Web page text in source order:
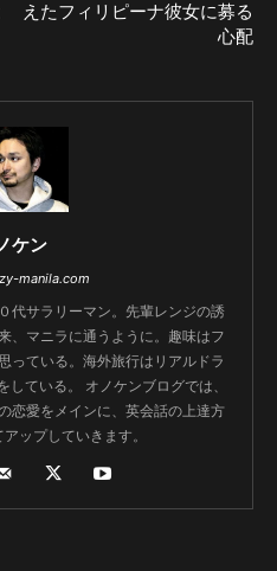
えたフィリピーナ彼女に募る
心配
ケン
manila.com
代サラリーマン。先輩レンジの誘
、マニラに通うように。趣味はフ
っている。海外旅行はリアルドラ
ている。 オノケンブログでは、
恋愛をメインに、英会話の上達方
ップしていきます。